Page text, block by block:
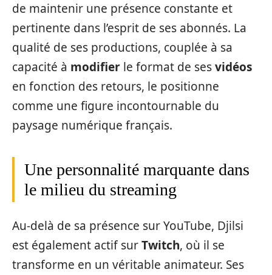
de maintenir une présence constante et
pertinente dans l’esprit de ses abonnés. La
qualité de ses productions, couplée à sa
capacité à modifier le format de sesvidéos
en fonction des retours, le positionne
comme une figure incontournable du
paysage numérique français.
Une personnalité marquante dans
le milieu du streaming
Au-delà de sa présence sur YouTube, Djilsi
est également actif surTwitch, où il se
transforme en un véritable animateur. Ses